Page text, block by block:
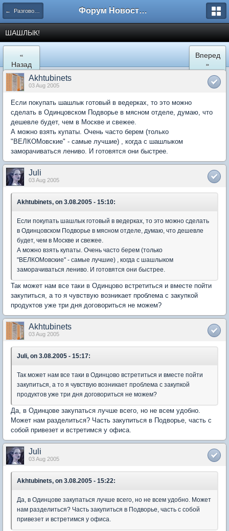
← Разговоры обо всем Форум Новостройки
ШАШЛЫК!
«
Назад
Вперед
»
Akhtubinets
03 Aug 2005
Если покупать шашлык готовый в ведерках, то это можно
сделать в Одинцовском Подворье в мясном отделе, думаю, что
дешевле будет, чем в Москве и свежее.
А можно взять купаты. Очень часто берем (только
"ВЕЛКОМовские" - самые лучшие) , когда с шашлыком
заморачиваться лениво. И готовятся они быстрее.
Juli
03 Aug 2005
Akhtubinets, on 3.08.2005 - 15:10:
Если покупать шашлык готовый в ведерках, то это можно сделать
в Одинцовском Подворье в мясном отделе, думаю, что дешевле
будет, чем в Москве и свежее.
А можно взять купаты. Очень часто берем (только
"ВЕЛКОМовские" - самые лучшие) , когда с шашлыком
заморачиваться лениво. И готовятся они быстрее.
Так может нам все таки в Одинцово встретиться и вместе пойти
закупиться, а то я чувствую возникает проблема с закупкой
продуктов уже три дня договориться не можем?
Akhtubinets
03 Aug 2005
Juli, on 3.08.2005 - 15:17:
Так может нам все таки в Одинцово встретиться и вместе пойти
закупиться, а то я чувствую возникает проблема с закупкой
продуктов уже три дня договориться не можем?
Да, в Одинцове закупаться лучше всего, но не всем удобно.
Может нам разделиться? Часть закупиться в Подворье, часть с
собой привезет и встретимся у офиса.
Juli
03 Aug 2005
Akhtubinets, on 3.08.2005 - 15:22:
Да, в Одинцове закупаться лучше всего, но не всем удобно. Может
нам разделиться? Часть закупиться в Подворье, часть с собой
привезет и встретимся у офиса.